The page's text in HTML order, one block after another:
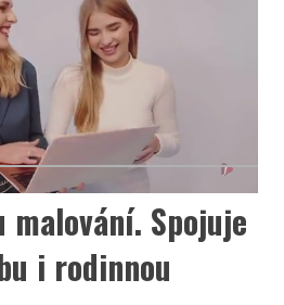
malování. Spojuje
i rodinnou